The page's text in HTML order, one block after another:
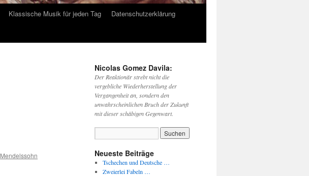
Klassische Musik für jeden Tag
Datenschutzerklärung
Mendelssohn
Nicolas Gomez Davila:
Der Reaktionär strebt nicht die
vergebliche Wiederherstellung der
Vergangenheit an, sondern den
unwahrscheinlichen Bruch der Zukunft
mit dieser schäbigen Gegenwart.
Neueste Beiträge
Tschechen und Deutsche …
Zweierlei Fabeln …